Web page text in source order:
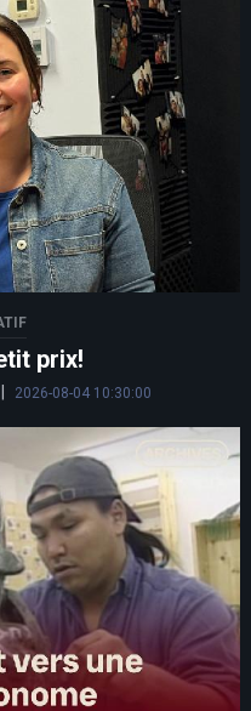
prix!
| 2026-08-04 10:30:00